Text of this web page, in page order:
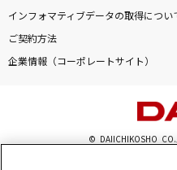
インフォマティブデータの取得につい
ご契約方法
企業情報（コーポレートサイト）
© DAIICHIKOSHO